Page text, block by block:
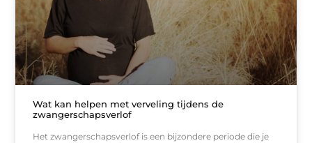
Wat kan helpen met verveling tijdens de
zwangerschapsverlof
Het zwangerschapsverlof is een bijzondere periode die je